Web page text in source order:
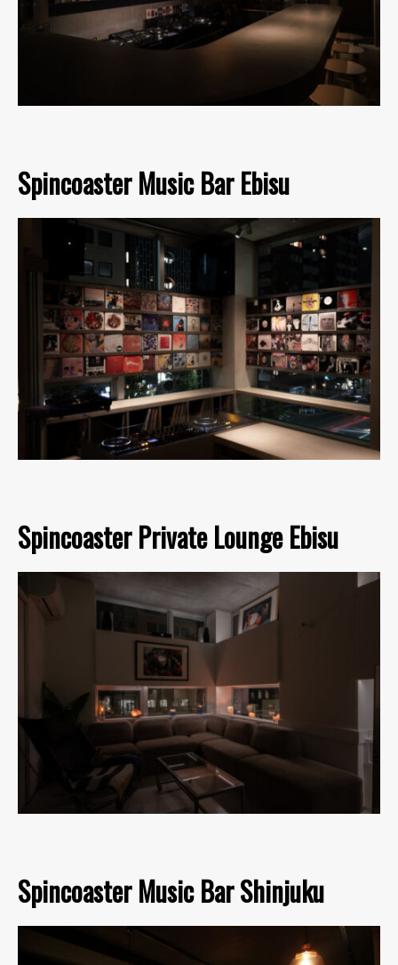
Spincoaster Music Bar Ebisu
Spincoaster Private Lounge Ebisu
Spincoaster Music Bar Shinjuku